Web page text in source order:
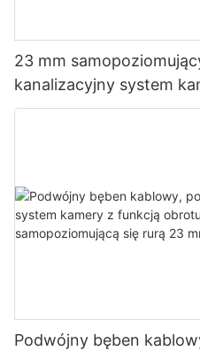
23 mm
kanalizacyjny system
Podwójny bęben